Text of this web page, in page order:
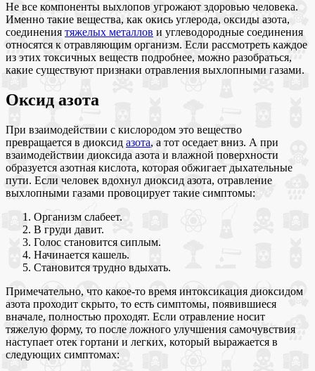
Не все компоненты выхлопов угрожают здоровью человека.
Именно такие вещества, как окись углерода, оксиды азота,
соединения тяжелых металлов и углеводородные соединения
относятся к отравляющим организм. Если рассмотреть каждое
из этих токсичных веществ подробнее, можно разобраться,
какие существуют признаки отравления выхлопными газами.
Оксид азота
При взаимодействии с кислородом это вещество
превращается в диоксид азота, а тот оседает вниз. А при
взаимодействии диоксида азота и влажной поверхности
образуется азотная кислота, которая обжигает дыхательные
пути. Если человек вдохнул диоксид азота, отравление
выхлопными газами провоцирует такие симптомы:
Организм слабеет.
В груди давит.
Голос становится сиплым.
Начинается кашель.
Становится трудно вдыхать.
Примечательно, что какое-то время интоксикация диоксидом
азота проходит скрыто, то есть симптомы, появившиеся
вначале, полностью проходят. Если отравление носит
тяжелую форму, то после ложного улучшения самочувствия
наступает отек гортани и легких, который выражается в
следующих симптомах: